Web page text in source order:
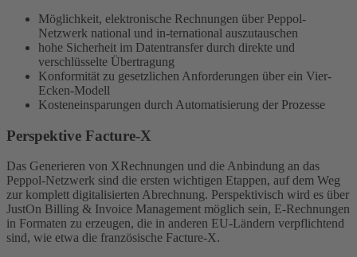
Möglichkeit, elektronische Rechnungen über Peppol-
Netzwerk national und in-ternational auszutauschen
hohe Sicherheit im Datentransfer durch direkte und
verschlüsselte Übertragung
Konformität zu gesetzlichen Anforderungen über ein Vier-
Ecken-Modell
Kosteneinsparungen durch Automatisierung der Prozesse
Perspektive Facture-X
Das Generieren von XRechnungen und die Anbindung an das
Peppol-Netzwerk sind die ersten wichtigen Etappen, auf dem Weg
zur komplett digitalisierten Abrechnung. Perspektivisch wird es über
JustOn Billing & Invoice Management möglich sein, E-Rechnungen
in Formaten zu erzeugen, die in anderen EU-Ländern verpflichtend
sind, wie etwa die französische Facture-X.